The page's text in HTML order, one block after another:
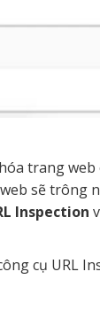
trang web
sẽ trông
Inspection
cụ URL